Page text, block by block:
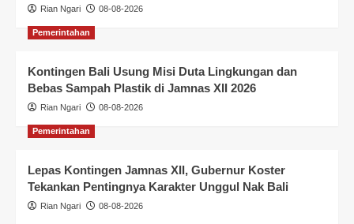
Rian Ngari 08-08-2026
Pemerintahan
Kontingen Bali Usung Misi Duta Lingkungan dan
Bebas Sampah Plastik di Jamnas XII 2026
Rian Ngari 08-08-2026
Pemerintahan
Lepas Kontingen Jamnas XII, Gubernur Koster
Tekankan Pentingnya Karakter Unggul Nak Bali
Rian Ngari 08-08-2026